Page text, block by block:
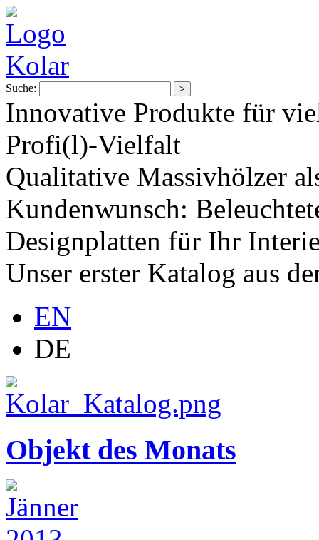
Suche:
Innovative Produkte für
Profi(l)-Vielfalt
Qualitative Massivhölzer
Kundenwunsch:
Designplatten für Ihr
Unser erster Katalog aus
EN
DE
Objekt des Monats